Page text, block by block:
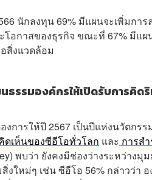
นักลงทุน 69% มีแผนจะเพิ่มกา
โอกาสของธุรกิจ ขณะที่ 67% มีแ
สิ่งแวดล้อม
ธรรมองค์กรให้เปิดรับการคิดริ
งการให้ปี 2567 เป็นปีแห่งนวัตกร
ดเห็นของซีอีโอทั่วโลก และ การส
พบว่า ยังคงมีช่องว่างระหว่า
สิ่งใหม่ๆ เช่น ซีอีโอ 56% กล่าวว่